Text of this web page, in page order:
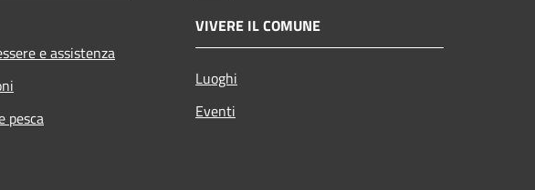
e assistenza
pesca
VIVERE IL COMUNE
Luoghi
Eventi